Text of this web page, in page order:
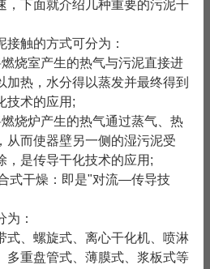
，下面就介绍几种重要的污泥干
触的方式可分为：
室产生的热气与污泥直接进
加热，水分得以蒸发并最终得到
技术的应用;
炉产生的热气通过蒸气、热
从而使器壁另一侧的湿污泥受
，是传导干化技术的应用;
式干燥：即是"对流—传导技
：
、螺旋式、离心干化机、喷淋
多重盘管式、薄膜式、浆板式等